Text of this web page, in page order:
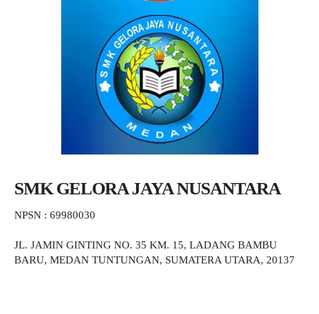
SMK GELORA JAYA NUSANTARA
NPSN : 69980030
JL. JAMIN GINTING NO. 35 KM. 15, LADANG BAMBU
BARU, MEDAN TUNTUNGAN, SUMATERA UTARA, 20137